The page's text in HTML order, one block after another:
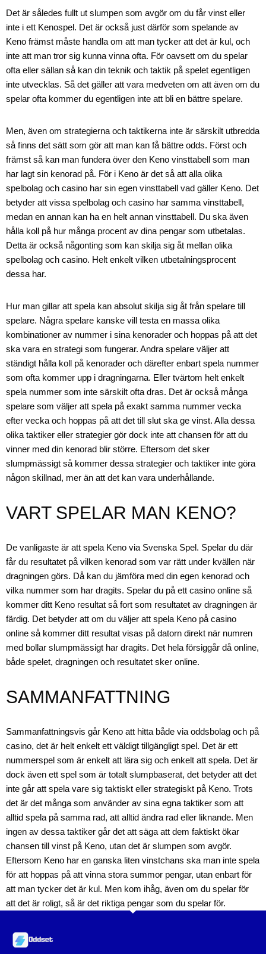
Det är således fullt ut slumpen som avgör om du får vinst eller
inte i ett Kenospel. Det är också just därför som spelande av
Keno främst måste handla om att man tycker att det är kul, och
inte att man tror sig kunna vinna ofta. För oavsett om du spelar
ofta eller sällan så kan din teknik och taktik på spelet egentligen
inte utvecklas. Så det gäller att vara medveten om att även om du
spelar ofta kommer du egentligen inte att bli en bättre spelare.
Men, även om strategierna och taktikerna inte är särskilt utbredda
så finns det sätt som gör att man kan få bättre odds. Först och
främst så kan man fundera över den Keno vinsttabell som man
har lagt sin kenorad på. För i Keno är det så att alla olika
spelbolag och casino har sin egen vinsttabell vad gäller Keno. Det
betyder att vissa spelbolag och casino har samma vinsttabell,
medan en annan kan ha en helt annan vinsttabell. Du ska även
hålla koll på hur många procent av dina pengar som utbetalas.
Detta är också någonting som kan skilja sig åt mellan olika
spelbolag och casino. Helt enkelt vilken utbetalningsprocent
dessa har.
Hur man gillar att spela kan absolut skilja sig åt från spelare till
spelare. Några spelare kanske vill testa en massa olika
kombinationer av nummer i sina kenorader och hoppas på att det
ska vara en strategi som fungerar. Andra spelare väljer att
ständigt hålla koll på kenorader och därefter enbart spela nummer
som ofta kommer upp i dragningarna. Eller tvärtom helt enkelt
spela nummer som inte särskilt ofta dras. Det är också många
spelare som väljer att spela på exakt samma nummer vecka
efter vecka och hoppas på att det till slut ska ge vinst. Alla dessa
olika taktiker eller strategier gör dock inte att chansen för att du
vinner med din kenorad blir större. Eftersom det sker
slumpmässigt så kommer dessa strategier och taktiker inte göra
någon skillnad, mer än att det kan vara underhållande.
VART SPELAR MAN KENO?
De vanligaste är att spela Keno via Svenska Spel. Spelar du där
får du resultatet på vilken kenorad som var rätt under kvällen när
dragningen görs. Då kan du jämföra med din egen kenorad och
vilka nummer som har dragits. Spelar du på ett casino online så
kommer ditt Keno resultat så fort som resultatet av dragningen är
färdig. Det betyder att om du väljer att spela Keno på casino
online så kommer ditt resultat visas på datorn direkt när numren
med bollar slumpmässigt har dragits. Det hela försiggår då online,
både spelet, dragningen och resultatet sker online.
SAMMANFATTNING
Sammanfattningsvis går Keno att hitta både via oddsbolag och på
casino, det är helt enkelt ett väldigt tillgängligt spel. Det är ett
nummerspel som är enkelt att lära sig och enkelt att spela. Det är
dock även ett spel som är totalt slumpbaserat, det betyder att det
inte går att spela vare sig taktiskt eller strategiskt på Keno. Trots
det är det många som använder av sina egna taktiker som att
alltid spela på samma rad, att alltid ändra rad eller liknande. Men
ingen av dessa taktiker går det att säga att dem faktiskt ökar
chansen till vinst på Keno, utan det är slumpen som avgör.
Eftersom Keno har en ganska liten vinstchans ska man inte spela
för att hoppas på att vinna stora summor pengar, utan enbart för
att man tycker det är kul. Men kom ihåg, även om du spelar för
att det är roligt, så är det riktiga pengar som du spelar för.